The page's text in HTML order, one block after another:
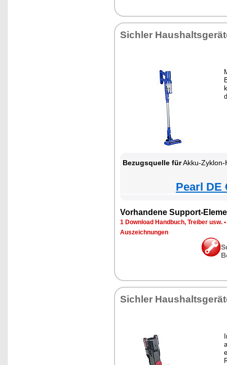
Sichler
Bezugsquelle fürAkku-Zyklon-Hand- &
Pearl DE
Vorhandene Support-
1 Download Handbuch, Treiber usw. •
Auszeichnungen
Sichler